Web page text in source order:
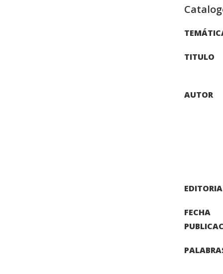
TITULO
AUTOR
FECHA